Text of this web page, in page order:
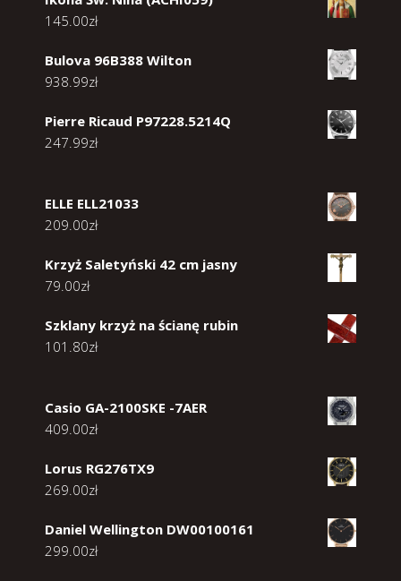
145.00zł
Bulova 96B388 Wilton
938.99zł
Pierre Ricaud P97228.5214Q
247.99zł
ELLE ELL21033
209.00zł
Krzyż Saletyński 42 cm jasny
79.00zł
Szklany krzyż na ścianę rubin
101.80zł
Casio GA-2100SKE -7AER
409.00zł
Lorus RG276TX9
269.00zł
Daniel Wellington DW00100161
299.00zł